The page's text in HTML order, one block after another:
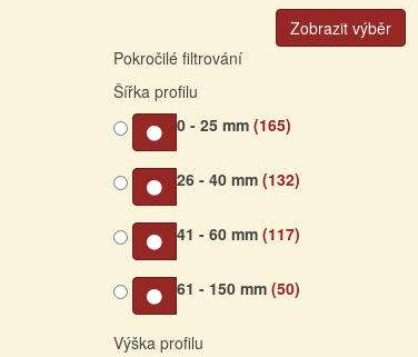
Zobrazit výběr
Pokročilé filtrování
Šířka profilu
0 - 25 mm (165)
26 - 40 mm (132)
41 - 60 mm (117)
61 - 150 mm (50)
Výška profilu